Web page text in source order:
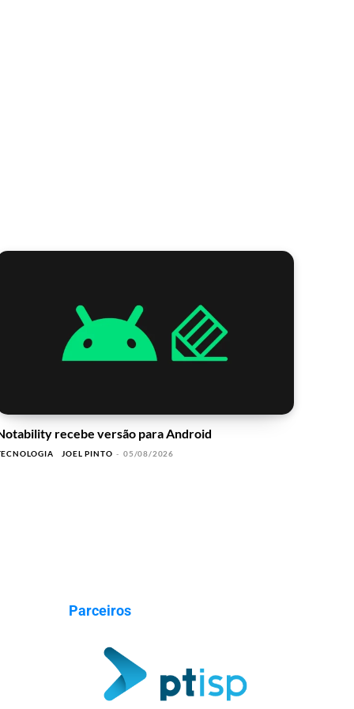
recebe versão para Android
JOEL PINTO - 05/08/2026
Parceiros